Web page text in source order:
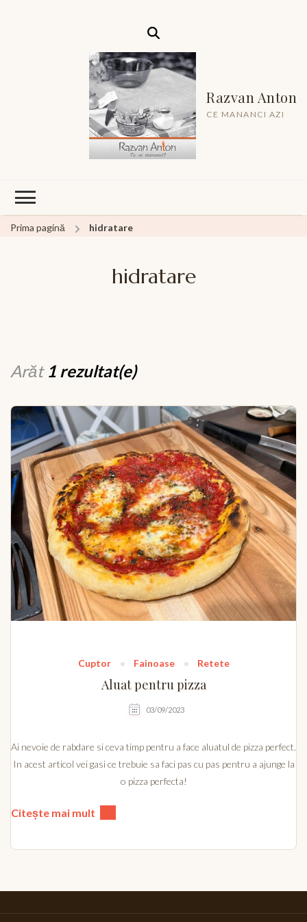
Razvan Anton
CE MANANCI AZI
Prima pagină hidratare
hidratare
Arăt 1 rezultat(e)
Cuptor Fainoase Retete
Aluat pentru pizza
03/09/2023
Ai nevoie de rabdare si ceva timp pentru a face aluatul de pizza perfect.
In acest articol vei gasi ce trebuie sa faci pas cu pas pentru a ajunge la
o pizza perfecta!
Citește mai mult